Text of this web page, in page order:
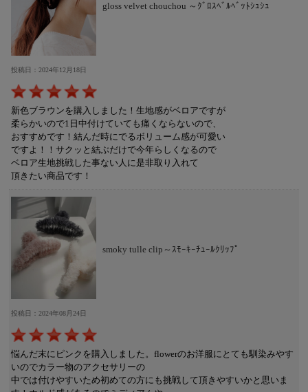
gloss velvet chouchou ～ｸﾞﾛｽﾍﾞﾙﾍﾞｯﾄｼｭｼｭ
投稿日：2024年12月18日
新色ブラウンを購入しました！生地感がベロアですが
柔らかいので1日中付けていても痛くならないので、
おすすめです！結んだ時にでるボリューム感が可愛い
ですよ！！サクッと結ぶだけで今年らしくなるので
ベロア生地挑戦した事ない人に是非取り入れて
頂きたい商品です！
smoky tulle clip～ｽﾓｰｷｰﾁｭｰﾙｸﾘｯﾌﾟ
投稿日：2024年08月24日
悩んだ末にピンクを購入しました。flowerのお洋服にとても馴染みやす
いのでカラー物のアクセサリーの
中では付けやすいため初めての方にも挑戦して頂きやすいかと思いま